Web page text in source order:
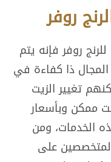
روفر
روفر فإنه يتم
ذا كفاءة في
تغيير الزيت
ممكن وبأسعار
الخدمات، ومن
على